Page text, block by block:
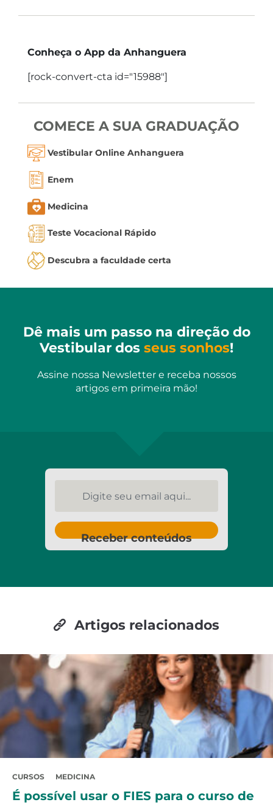
Conheça o App da Anhanguera
[rock-convert-cta id="15988"]
COMECE A SUA GRADUAÇÃO
Vestibular Online Anhanguera
Enem
Medicina
Teste Vocacional Rápido
Descubra a faculdade certa
Dê mais um passo na direção do
Vestibular dos seus sonhos!
Assine nossa Newsletter e receba nossos
artigos em primeira mão!
Receber conteúdos
Artigos relacionados
CURSOS MEDICINA
É possível usar o FIES para o curso de